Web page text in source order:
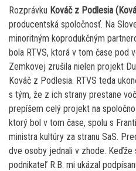
Rozprávku Kováč z Podlesia
producentská spoločnosť. Na
minoritným koprodukčným
bola RTVS, ktorá v tom čase pod
Zemkovej zrušila nielen projekt
Kováč z Podlesia. RTVS teda
s tým, že z ich strany prestane
prepíšem celý projekt na
ktorý bol v tom čase, spolu s
ministra kultúry za stranu SaS.
dve osoby jednali v zhode.
podnikateľ R.B. mi ukázal